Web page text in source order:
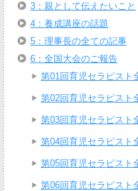
3：親として伝えたいこと
4：養成講座の話題
5：理事長の全ての記事
6：全国大会のご報告
第01回育児セラピスト
第02回育児セラピスト
第03回育児セラピスト
第04回育児セラピスト
第05回育児セラピスト
第06回育児セラピスト